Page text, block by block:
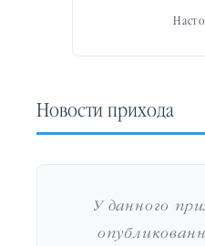
Новости прихода
У данного